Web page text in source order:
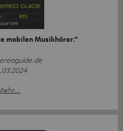
mobilen Musikhörer.“